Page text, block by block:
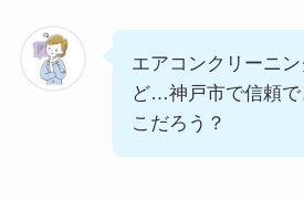
エアコンクリーニ
ど…神戸市で信頼
こだろう？